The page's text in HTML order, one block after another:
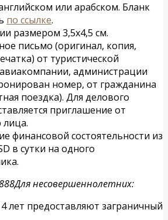
или арабском. Бланк
по ссылке.
размером 3,5х4,5 см.
письмо (оригинал, копия,
от туристической
администрации
номер, от гражданина
поездка). Для делового
приглашение от
лица.
финансовой состоятельности из
в сутки на одного
Для несовершеннолетних:
лет предоставляют заграничный